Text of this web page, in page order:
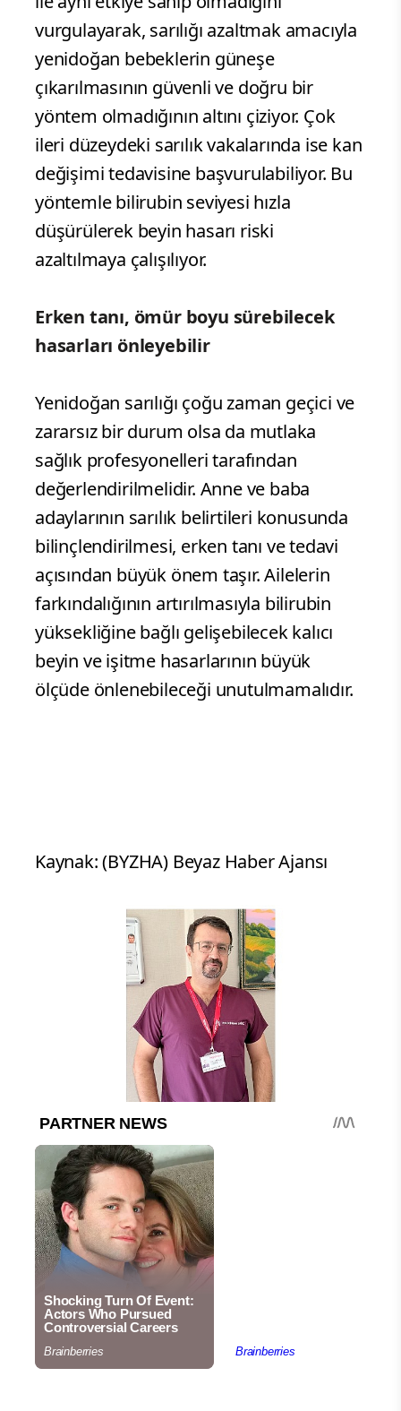
vurgulayarak, sarılığı azaltmak amacıyla
yenidoğan bebeklerin güneşe
çıkarılmasının güvenli ve doğru bir
yöntem olmadığının altını çiziyor. Çok
ileri düzeydeki sarılık vakalarında ise kan
değişimi tedavisine başvurulabiliyor. Bu
yöntemle bilirubin seviyesi hızla
düşürülerek beyin hasarı riski
azaltılmaya çalışılıyor.
Erken tanı, ömür boyu sürebilecek
hasarları önleyebilir
Yenidoğan sarılığı çoğu zaman geçici ve
zararsız bir durum olsa da mutlaka
sağlık profesyonelleri tarafından
değerlendirilmelidir. Anne ve baba
adaylarının sarılık belirtileri konusunda
bilinçlendirilmesi, erken tanı ve tedavi
açısından büyük önem taşır. Ailelerin
farkındalığının artırılmasıyla bilirubin
yüksekliğine bağlı gelişebilecek kalıcı
beyin ve işitme hasarlarının büyük
ölçüde önlenebileceği unutulmamalıdır.
Kaynak: (BYZHA) Beyaz Haber Ajansı